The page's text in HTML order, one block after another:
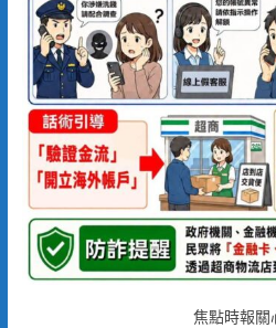
焦點時報關